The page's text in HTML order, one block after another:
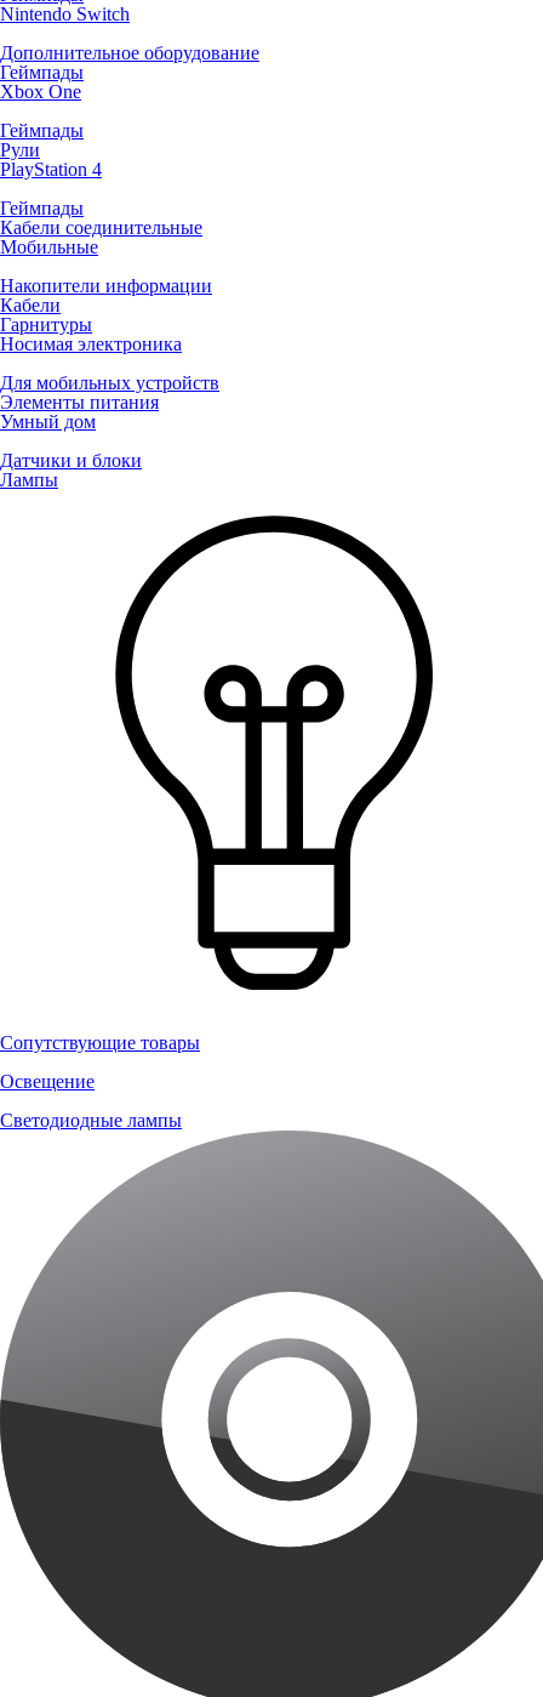
Nintendo Switch
Дополнительное оборудование
Геймпады
Xbox One
Геймпады
Рули
PlayStation 4
Геймпады
Кабели соединительные
Мобильные
Накопители информации
Кабели
Гарнитуры
Носимая электроника
Для мобильных устройств
Элементы питания
Умный дом
Датчики и блоки
Лампы
Сопутствующие товары
Освещение
Светодиодные лампы